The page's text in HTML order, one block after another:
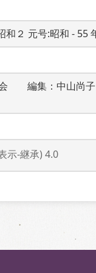
和２ 元号:昭和 - 55
　　編集：中山尚
示-継承) 4.0